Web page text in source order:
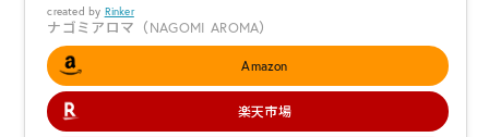
created by Rinker
ナゴミアロマ（NAGOMI AROMA）
Amazon
楽天市場